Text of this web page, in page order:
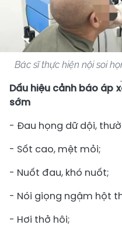
Bác sĩ thực hiện nội soi
Dấu hiệu cảnh báo áp
sớm
- Đau họng dữ dội,
- Sốt cao, mệt mỏi;
- Nuốt đau, khó nuốt;
- Nói giọng ngậm hột
- Hơi thở hôi;